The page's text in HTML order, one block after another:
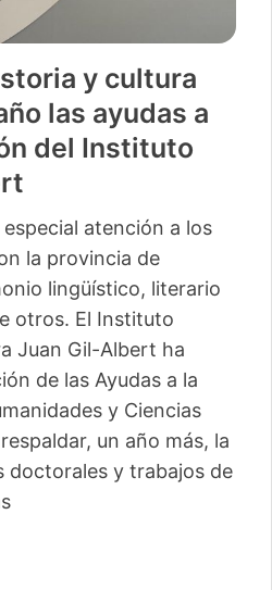
y cultura
las ayudas a
del Instituto
atención a los
la provincia de
lingüístico, literario
otros. El Instituto
Juan Gil-Albert ha
de las Ayudas a la
y Ciencias
un año más, la
doctorales y trabajos de